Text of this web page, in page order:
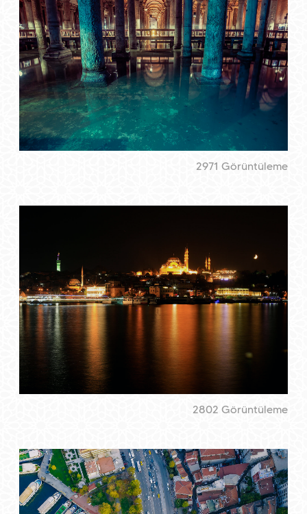
2971 Görüntüleme
2802 Görüntüleme